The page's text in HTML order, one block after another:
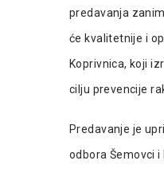
predavanja
će kvalitetnije i
Koprivnica, koji
cilju prevencije
Predavanje je
odbora Šemovci i